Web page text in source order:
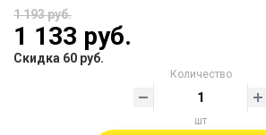
1 193 руб.
1 133 руб.
Скидка 60 руб.
Количество
шт